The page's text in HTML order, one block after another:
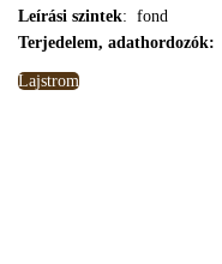
Leírási szintek: fond
Terjedelem, adathordozók:
Lajstrom